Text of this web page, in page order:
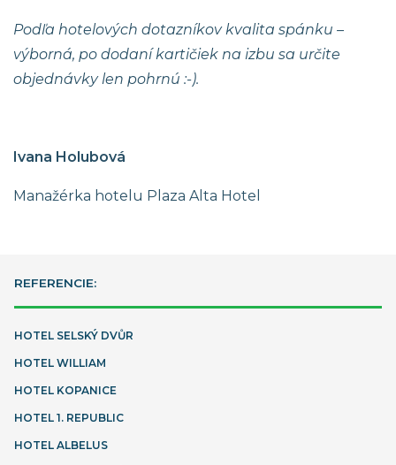
REFERENCIE:
HOTEL SELSKÝ DVŮR
HOTEL WILLIAM
HOTEL KOPANICE
HOTEL 1. REPUBLIC
HOTEL ALBELUS
Podľa hotelových dotazníkov kvalita spánku –
výborná, po dodaní kartičiek na izbu sa určite
objednávky len pohrnú :-).
Ivana Holubová
Manažérka hotelu Plaza Alta Hotel